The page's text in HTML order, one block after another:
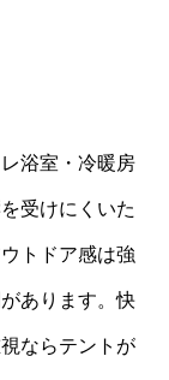
浴室・冷暖房
受けにくいた
トドア感は強
あります。快
ならテントが